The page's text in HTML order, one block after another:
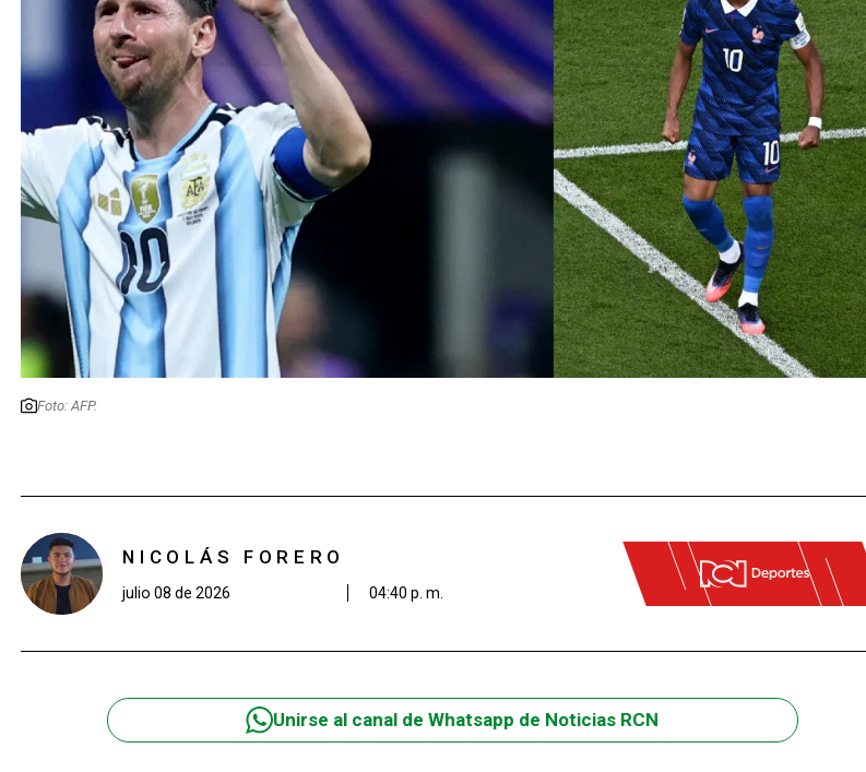
Foto: AFP.
NICOLÁS FORERO
julio 08 de 2026 04:40 p. m.
Unirse al canal de Whatsapp de Noticias RCN